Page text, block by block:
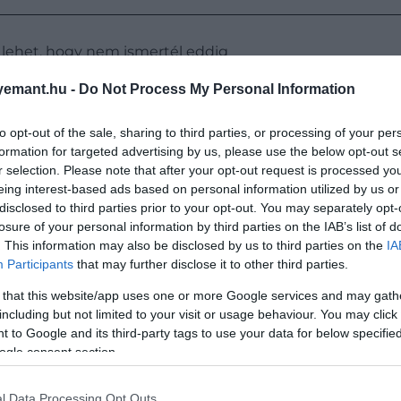
- Do Not Process My Personal Information
opt-out of the sale, sharing to third parties, or processing of your
for targeted advertising by us, please use the below opt-out
selection. Please note that after your opt-out request is processed
interest-based ads based on personal information utilized by us
to third parties prior to your opt-out. You may separately
of your personal information by third parties on the IAB’s list of
This information may also be disclosed by us to third parties on the
Participants that may further disclose it to other third parties.
that this website/app uses one or more Google services and may
but not limited to your visit or usage behaviour. You may
to Google and its third-party tags to use your data for below
consent section.
Data Processing Opt Outs
lehet, hogy nem ismertél eddig
majd töredezett, ritkuló vagy szétterülő
lesz. Persze csak akkor, ha a helyi
következményei soha nem
népesség elöregedésével az olyan
és az internet-hozzáférés problémássá